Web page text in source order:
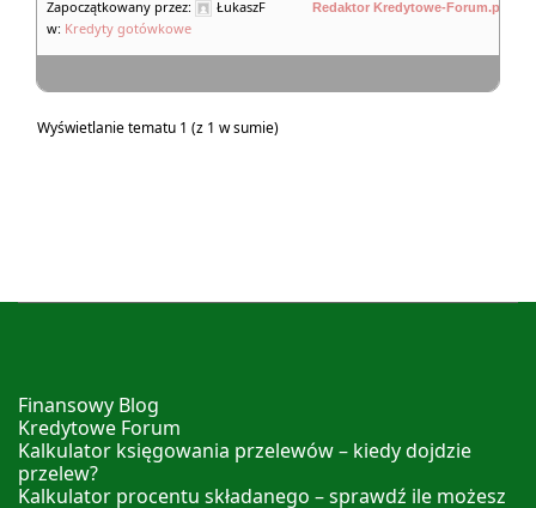
Zapoczątkowany przez:
ŁukaszF
w: Kredyty gotówkowe
Redaktor Kredytowe-Forum.pl
Wyświetlanie tematu 1 (z 1 w sumie)
Finansowy Blog
Kredytowe Forum
Kalkulator księgowania przelewów – kiedy dojdzie
przelew?
Kalkulator procentu składanego – sprawdź ile możesz